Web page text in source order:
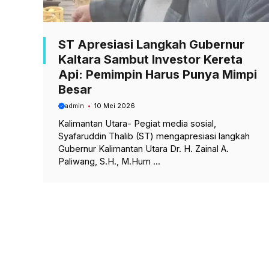
ST Apresiasi Langkah Gubernur
Kaltara Sambut Investor Kereta
Api: Pemimpin Harus Punya Mimpi
Besar
admin 10 Mei 2026
Kalimantan Utara- Pegiat media sosial,
Syafaruddin Thalib (ST) mengapresiasi langkah
Gubernur Kalimantan Utara Dr. H. Zainal A.
Paliwang, S.H., M.Hum ...